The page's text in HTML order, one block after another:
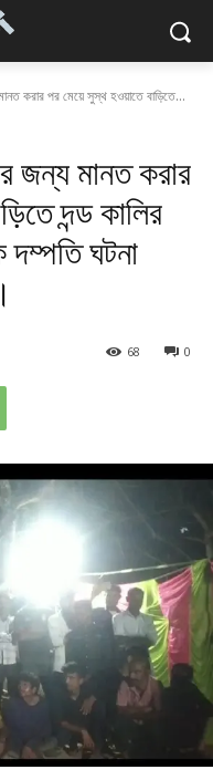
করার পর মেয়ে সুস্থ হওয়াতে বাড়িতে...
জন্য মানত করার
দন্ড কালির
ঘটনা
0
68